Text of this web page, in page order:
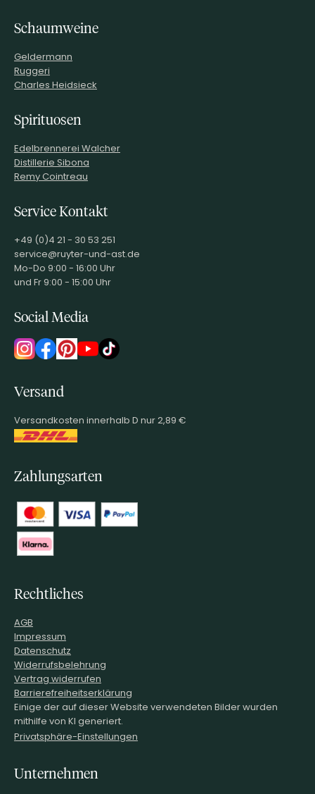
Schaumweine
Geldermann
Ruggeri
Charles Heidsieck
Spirituosen
Edelbrennerei Walcher
Distillerie Sibona
Remy Cointreau
Service Kontakt
+49 (0)4 21 - 30 53 251
service@ruyter-und-ast.de
Mo-Do 9:00 - 16:00 Uhr
und Fr 9:00 - 15:00 Uhr
Social Media
Versand
Versandkosten innerhalb D nur 2,89 €
Zahlungsarten
Rechtliches
AGB
Impressum
Datenschutz
Widerrufsbelehrung
Vertrag widerrufen
Barrierefreiheitserklärung
Einige der auf dieser Website verwendeten Bilder wurden
mithilfe von KI generiert.
Privatsphäre-Einstellungen
Unternehmen